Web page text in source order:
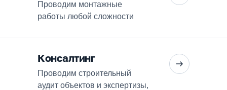
Проводим монтажные
работы любой сложности
Проводим строительный
аудит объектов и экспертизы,
Консалтинг